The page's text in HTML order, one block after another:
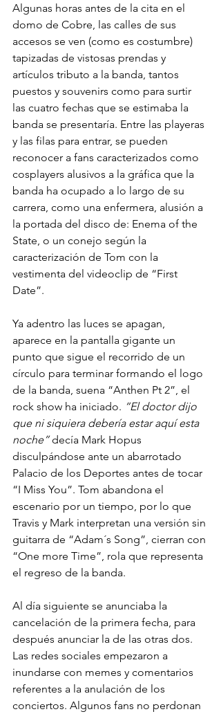
Algunas horas antes de la cita en el
domo de Cobre, las calles de sus
accesos se ven (como es costumbre)
tapizadas de vistosas prendas y
artículos tributo a la banda, tantos
puestos y souvenirs como para surtir
las cuatro fechas que se estimaba la
banda se presentaría. Entre las playeras
y las filas para entrar, se pueden
reconocer a fans caracterizados como
cosplayers alusivos a la gráfica que la
banda ha ocupado a lo largo de su
carrera, como una enfermera, alusión a
la portada del disco de: Enema of the
State, o un conejo según la
caracterización de Tom con la
vestimenta del videoclip de “First
Date”.
Ya adentro las luces se apagan,
aparece en la pantalla gigante un
punto que sigue el recorrido de un
círculo para terminar formando el logo
de la banda, suena “Anthen Pt 2”, el
rock show ha iniciado. “El doctor dijo
que ni siquiera debería estar aquí esta
noche” decía Mark Hopus
disculpándose ante un abarrotado
Palacio de los Deportes antes de tocar
“I Miss You”. Tom abandona el
escenario por un tiempo, por lo que
Travis y Mark interpretan una versión sin
guitarra de “Adam´s Song”, cierran con
“One more Time”, rola que representa
el regreso de la banda.
Al día siguiente se anunciaba la
cancelación de la primera fecha, para
después anunciar la de las otras dos.
Las redes sociales empezaron a
inundarse con memes y comentarios
referentes a la anulación de los
conciertos. Algunos fans no perdonan